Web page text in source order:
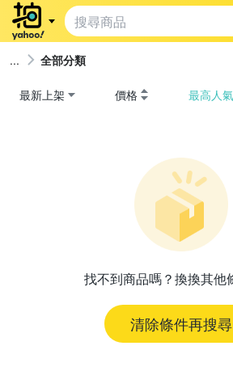
全部分類
最新上架 價格 最高人氣
找不到商品嗎？換換其他
清除條件再搜尋